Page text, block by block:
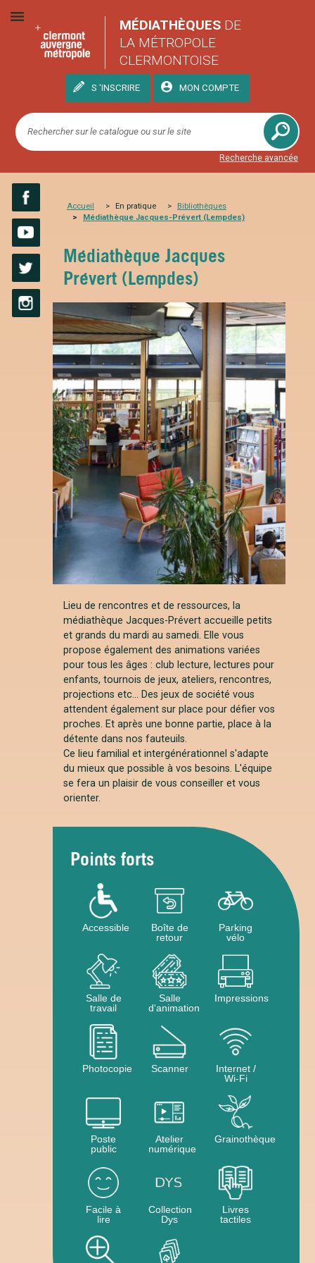
MÉDIATHÈQUES DE
LA MÉTROPOLE
CLERMONTOISE
S 'INSCRIRE MON COMPTE
Recherche avancée
Accueil En pratique
Bibliothèques
Médiathèque Jacques-Prévert (Lempdes)
Médiathèque Jacques
Prévert (Lempdes)
Lieu de rencontres et de ressources, la
médiathèque Jacques-Prévert accueille petits
et grands du mardi au samedi. Elle vous
propose également des animations variées
pour tous les âges : club lecture, lectures pour
enfants, tournois de jeux, ateliers, rencontres,
projections etc... Des jeux de société vous
attendent également sur place pour défier vos
proches. Et après une bonne partie, place à la
détente dans nos fauteuils.
Ce lieu familial et intergénérationnel s'adapte
du mieux que possible à vos besoins. L'équipe
se fera un plaisir de vous conseiller et vous
orienter.
Points forts
Accessible
Boîte de
retour
Parking
vélo
Salle de
travail
Salle
d'animation
Impressions
Photocopie Scanner
Internet /
Wi-Fi
Poste
public
Atelier
numérique
Grainothèque
Facile à
lire
Collection
Dys
Livres
tactiles
Facebook
YouTube
Twitter